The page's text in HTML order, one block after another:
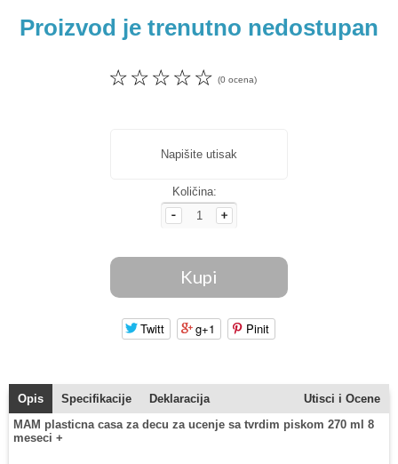
Proizvod je trenutno nedostupan
☆
☆
☆
☆
☆ (0 ocena)
Napišite utisak
Količina:
Twitt g+1 Pinit
Opis Specifikacije Deklaracija
Utisci i Ocene
MAM plasticna casa za decu za ucenje sa tvrdim piskom 270 ml 8
meseci +